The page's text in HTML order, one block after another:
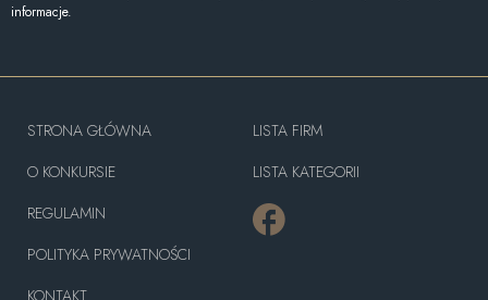
informacje.
STRONA GŁÓWNA
O KONKURSIE
REGULAMIN
POLITYKA PRYWATNOŚCI
KONTAKT
LISTA FIRM
LISTA KATEGORII